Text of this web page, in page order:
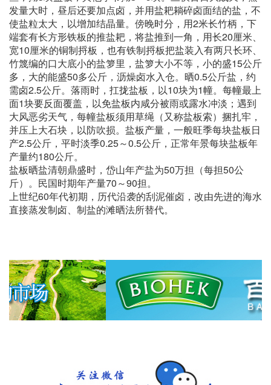
发量大时，昼后还要加点卤，并用盐耙耥碎卤面结的盐，不
使盐粒太大，以增加结晶量。傍晚时分，用2米长竹柄，下
端套有长方形铁板的推盐耙，将盐推到一角，用长20厘米、
宽10厘米的铜制捋板，也有铁制捋板把盐装入有两只长环、
竹篾编的口大底小的盐箩里，盐箩大小不等，小的盛15公斤
多，大的能盛50多公斤，沥燥卤水入仓。晒0.5公斤盐，约
需卤2.5公斤。落雨时，扛拢盐板，以10块为1幢。每幢最上
面1块要反面覆盖，以免盐板内咸分被雨或露水冲淡；遇到
大风恶劣天气，每幢盐板须用草绳（又称盐板索）捆扎牢，
并压上大石块，以防吹损。盐板产量，一般旺季每块盐板日
产2.5公斤，平时淡季0.25～0.5公斤，正常年景每块盐板年
产量约180公斤。
盐板晒盐清朝鼎盛时，岱山年产盐为50万担（每担50公
斤）。民国时期年产量70～90担。
上世纪60年代初期，历代沿袭的刮泥催卤，改由先进的海水
直接蒸发制卤、制盐的滩晒法所替代。